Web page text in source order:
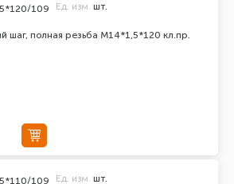
шаг, полная резьба M14*1,5*120 кл.пр.
109 Ед. изм. шт.
109 Ед. изм. шт.